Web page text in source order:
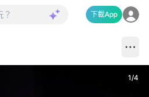
下載App
1/4